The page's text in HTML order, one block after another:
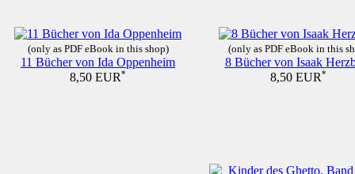
(only as PDF eBook in this shop)
11 Bücher von Ida Oppenheim
8,50 EUR*
(only as PDF eBook in this
8 Bücher von Isaak
8,50 EUR*